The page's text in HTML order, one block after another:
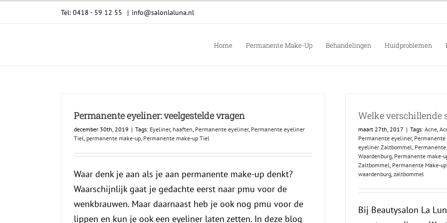
Tel: 0418 - 59 12 55 | info@salonlaluna.nl
Home Permanente Make-Up Behandelingen Huidproblemen
Permanente eyeliner: veelgestelde vragen
december 30th, 2019 | Tags: Eyeliner, haaften, Permanente eyeliner, Permanente eyeliner
Tiel, permanente make-up, Permanente make-up Tiel
Waar denk je aan als je aan permanente make-up denkt?
Waarschijnlijk gaat je gedachte eerst naar pmu voor de
wenkbrauwen. Maar daarnaast heb je ook nog pmu voor de
lippen en kun je ook een eyeliner laten zetten. In deze blog
Welke verschillende
maart 27th, 2017 | Tags: Acne,
Permanente eyeliner,
eyeliner Zaltbommel,
Waardenburg, Permanente make-
Zaltbommel, Permanente Make-
waardenburg, zaltbommel
Bij Beautysalon La